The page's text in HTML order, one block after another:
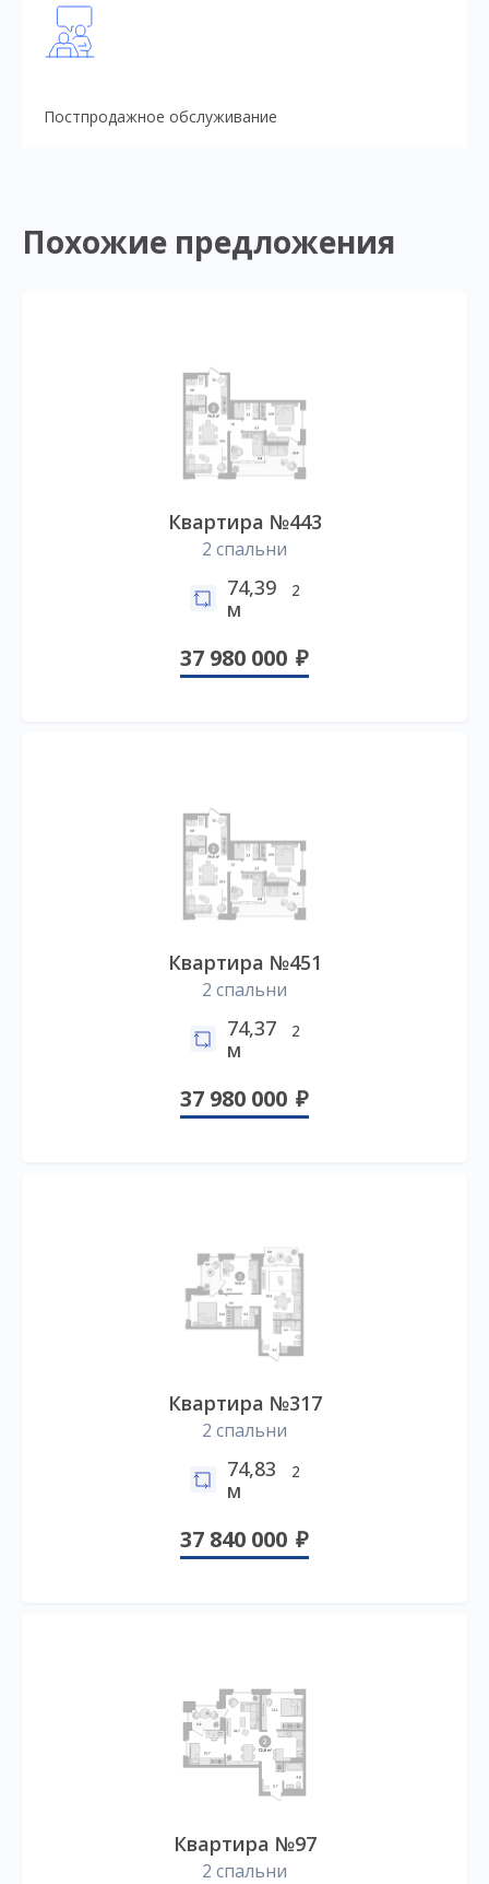
Постпродажное обслуживание
Похожие предложения
Квартира №443
2 спальни
74,39
м
2
37 980 000
Квартира №451
2 спальни
74,37
м
2
37 980 000
Квартира №317
2 спальни
74,83
м
2
37 840 000
Квартира №97
2 спальни